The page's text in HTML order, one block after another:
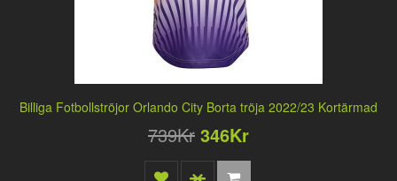
Billiga Fotbollströjor Orlando City Borta tröja 2022/23 Kortärmad
739Kr 346Kr